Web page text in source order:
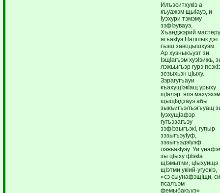
ИлъэситхукIэ а
къуажэм щыIауэ, и
Iуэхури тэмэму
зэфIэувауэ,
Хъанджэрий
ягъакIуэ Налшык дэт
гъэш заводышхуэм.
Ар хуэныкъуэт зи
IэщIагъэм хуэIэижь,
лэжьыгъэр гурэ
зезыхьэн цIыху.
Зэрагугъауи
къахущIэкIащ урыху
щIалэр: япэ
щыщIэдзауэ абы
зыкъигъэлъэгъуащ
IуэхущIафэр
гугъэзагъэу
зэфIэзыгъэкI, гупыр
зэзыгъэуIуф,
зэзыгъэдэIуэф
лэжьакIуэу. Уи
зы цIыху фIэкIа
щIэмытми, цIыхуищэ
щIэтми укIий-угуокIэ,
«сэ сыунафэщIщи,
псалъэм
фемыбакъуэ»